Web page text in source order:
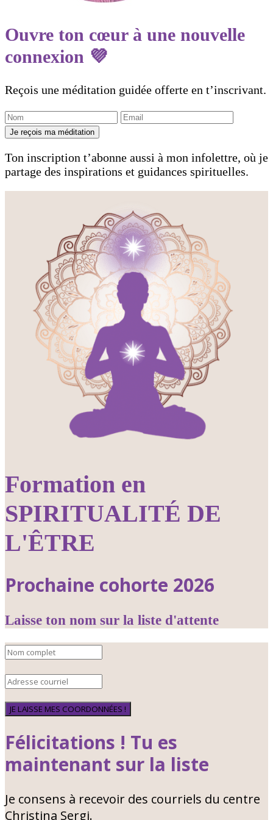
Ouvre ton cœur à une nouvelle
connexion 💜
Reçois une méditation guidée offerte en t’inscrivant.
Je reçois ma méditation
Ton inscription t’abonne aussi à mon infolettre, où je
partage des inspirations et guidances spirituelles.
Formation en
SPIRITUALITÉ DE
L'ÊTRE
Prochaine cohorte 2026
Laisse ton nom sur la liste d'attente
JE LAISSE MES COORDONNÉES !
Félicitations ! Tu es
maintenant sur la liste
Je consens à recevoir des courriels du centre
Christina Sergi.